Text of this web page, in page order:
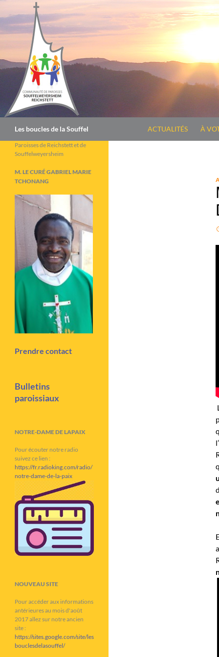
au
contenu
Les boucles de la Souffel ACTUALITÉS À
Paroisses de Reichstett et de
Souffelweyersheim
M. LE CURÉ GABRIEL MARIE
TCHONANG
Prendre contact
Bulletins
paroissiaux
NOTRE-DAME DE LAPAIX
Pour écouter notre radio
suivez ce lien :
https://fr.radioking.com/radio/
notre-dame-de-la-paix
NOUVEAU SITE
Pour accéder aux informations
antérieures au mois d'août
2017 allez sur notre ancien
site :
https://sites.google.com/site/les
bouclesdelasouffel/